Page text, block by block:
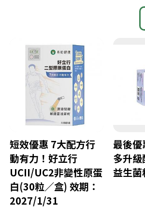
短效優惠 7大配方行
動有力！好立行
UCII/UC2非變性原蛋
白(30粒／盒) 效期：
2027/1/31
最後優
多升
益生